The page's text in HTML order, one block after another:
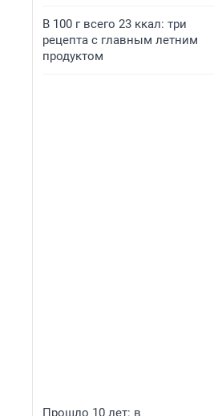
В 100 г всего 23 ккал: три
рецепта с главным летним
продуктом
Прошло 10 лет: в